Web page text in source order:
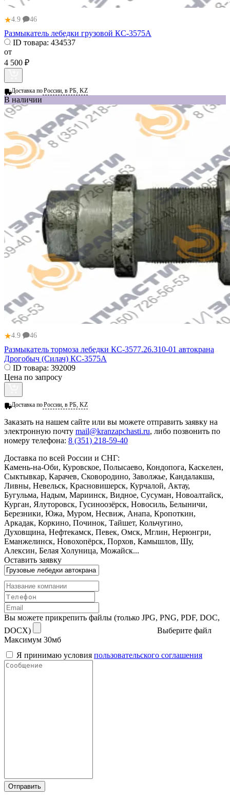
★4.9 46
Размыкатель лебедки грузовой КС-3575А
ID товара: 434537
от
4 500 ₽
Доставка поРоссии, в РБ, KZ
В наличии
★4.9 46
Размыкатель тормоза лебедки КС-3577.26.310-01 автокрана
Дрогобыч (Силач) КС-3575А
ID товара: 392009
Цена по запросу
Доставка поРоссии, в РБ, KZ
Заказать на нашем сайте или вы можете отправить заявку на
электронную почту mail@kranzapchasti.ru, либо позвонить по
номеру телефона: 8 (351) 218-59-40
Доставка по всей России и СНГ:
Камень-на-Оби, Куровское, Полысаево, Кондопога, Каскелен,
Сыктывкар, Карачев, Сковородино, Заволжье, Кандалакша,
Ливны, Невельск, Красновишерск, Курчалой, Актау,
Бугульма, Надым, Мариинск, Видное, Сусуман, Новоалтайск,
Курган, Ялуторовск, Гусиноозёрск, Новосиль, Белыничи,
Березники, Южа, Муром, Несвиж, Анапа, Кропоткин,
Аркадак, Коркино, Починок, Тайшет, Кольчугино,
Духовщина, Нефтекамск, Певек, Омск, Мглин, Нерюнгри,
Еманжелинск, Новохопёрск, Порхов, Камышлов, Шу,
Алексин, Белая Холуница, Можайск...
Оставить заявку
Вы можете прикрепить файлы (только JPG, PNG, PDF, DOC,
DOCX)
Выберите файл
Максимум 30мб
Я принимаю условия пользовательского соглашения
Отправить